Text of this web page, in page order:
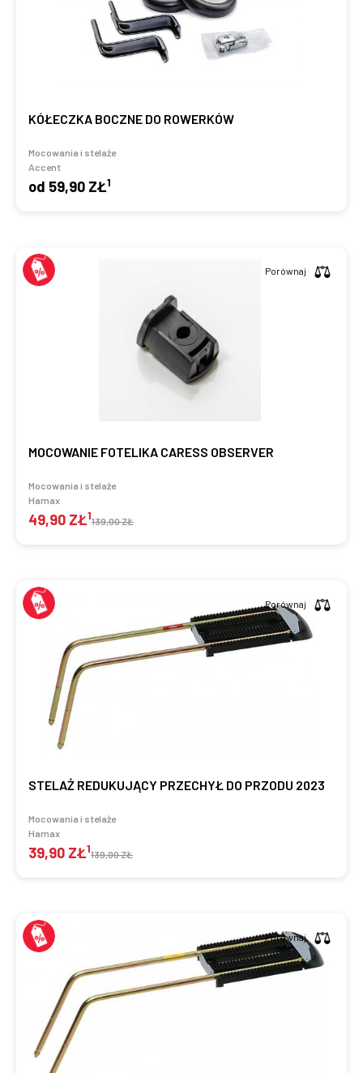
KÓŁECZKA BOCZNE DO ROWERKÓW
Mocowania i stelaże
Accent
od 59,90 ZŁ1
MOCOWANIE FOTELIKA CARESS OBSERVER
Mocowania i stelaże
Hamax
49,90 ZŁ1139,00 ZŁ
Porównaj
STELAŻ REDUKUJĄCY PRZECHYŁ DO PRZODU 2023
Mocowania i stelaże
Hamax
39,90 ZŁ1139,00 ZŁ
Porównaj
Porównaj